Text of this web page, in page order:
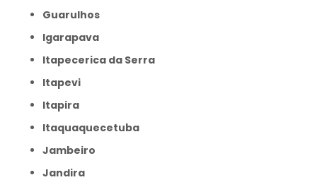
Guarulhos
Igarapava
Itapecerica da Serra
Itapevi
Itapira
Itaquaquecetuba
Jambeiro
Jandira